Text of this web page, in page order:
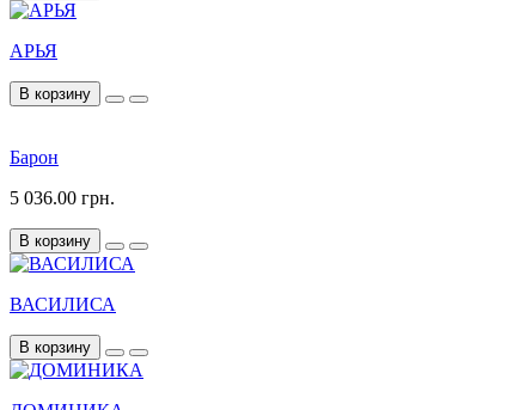
АРЬЯ
В корзину
Барон
5 036.00 грн.
В корзину
ВАСИЛИСА
В корзину